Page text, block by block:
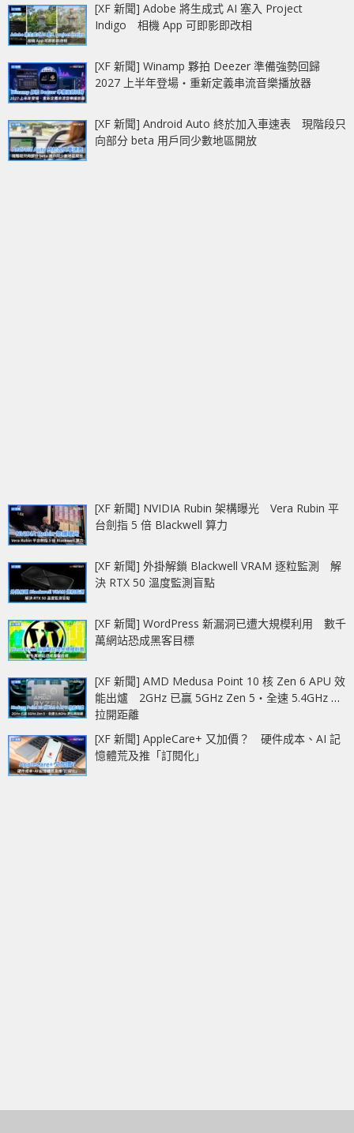
[XF 新聞] Adobe 將生成式 AI 塞入 Project
Indigo 相機 App 可即影即改相
[XF 新聞] Winamp 夥拍 Deezer 準備強勢回歸
2027 上半年登場‧重新定義串流音樂播放器
[XF 新聞] Android Auto 終於加入車速表 現階段只
向部分 beta 用戶同少數地區開放
[XF 新聞] NVIDIA Rubin 架構曝光 Vera Rubin 平
台劍指 5 倍 Blackwell 算力
[XF 新聞] 外掛解鎖 Blackwell VRAM 逐粒監測 解
決 RTX 50 溫度監測盲點
[XF 新聞] WordPress 新漏洞已遭大規模利用 數千
萬網站恐成黑客目標
[XF 新聞] AMD Medusa Point 10 核 Zen 6 APU 效
能出爐 2GHz 已贏 5GHz Zen 5‧全速 5.4GHz 更
拉開距離
[XF 新聞] AppleCare+ 又加價？ 硬件成本、AI 記
憶體荒及推「訂閱化」